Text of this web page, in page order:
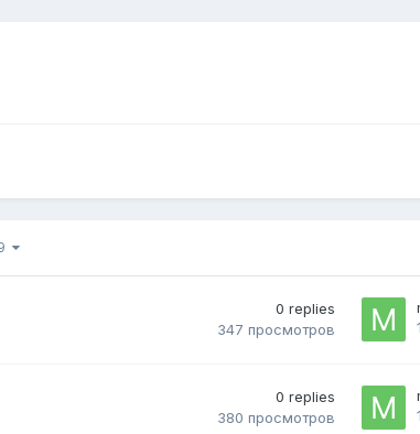
0 replies
347 просмотров
0 replies
380 просмотров